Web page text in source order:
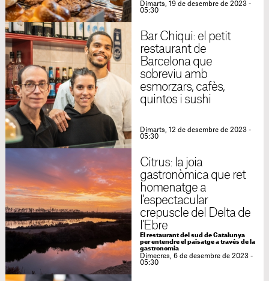
Dimarts, 19 de desembre de 2023 -
05:30
Bar Chiqui: el petit
restaurant de
Barcelona que
sobreviu amb
esmorzars, cafès,
quintos i sushi
Dimarts, 12 de desembre de 2023 -
05:30
Citrus: la joia
gastronòmica que ret
homenatge a
l'espectacular
crepuscle del Delta de
l'Ebre
El restaurant del sud de Catalunya
per entendre el paisatge a través de la
gastronomia
Dimecres, 6 de desembre de 2023 -
05:30